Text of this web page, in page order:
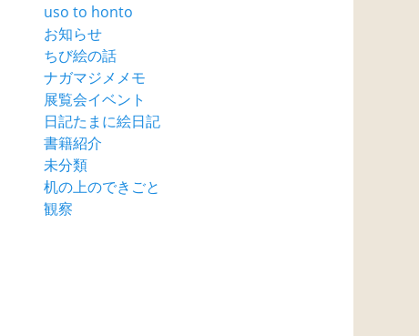
uso to honto
お知らせ
ちび絵の話
ナガマジメメモ
展覧会イベント
日記たまに絵日記
書籍紹介
未分類
机の上のできごと
観察